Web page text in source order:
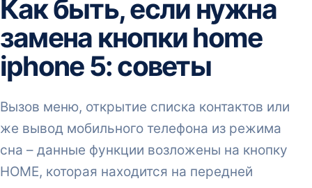
Как быть, если нужна
замена кнопки home
iphone 5: советы
Вызов меню, открытие списка контактов или
же вывод мобильного телефона из режима
сна – данные функции возложены на кнопку
HOME, которая находится на передней